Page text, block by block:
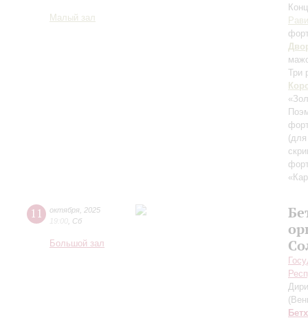
Малый зал
Три
11 октября 2025
19:00 Сб
Большой зал